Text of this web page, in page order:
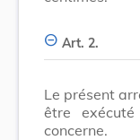
Art. 2.
Le présent
être
concerne.